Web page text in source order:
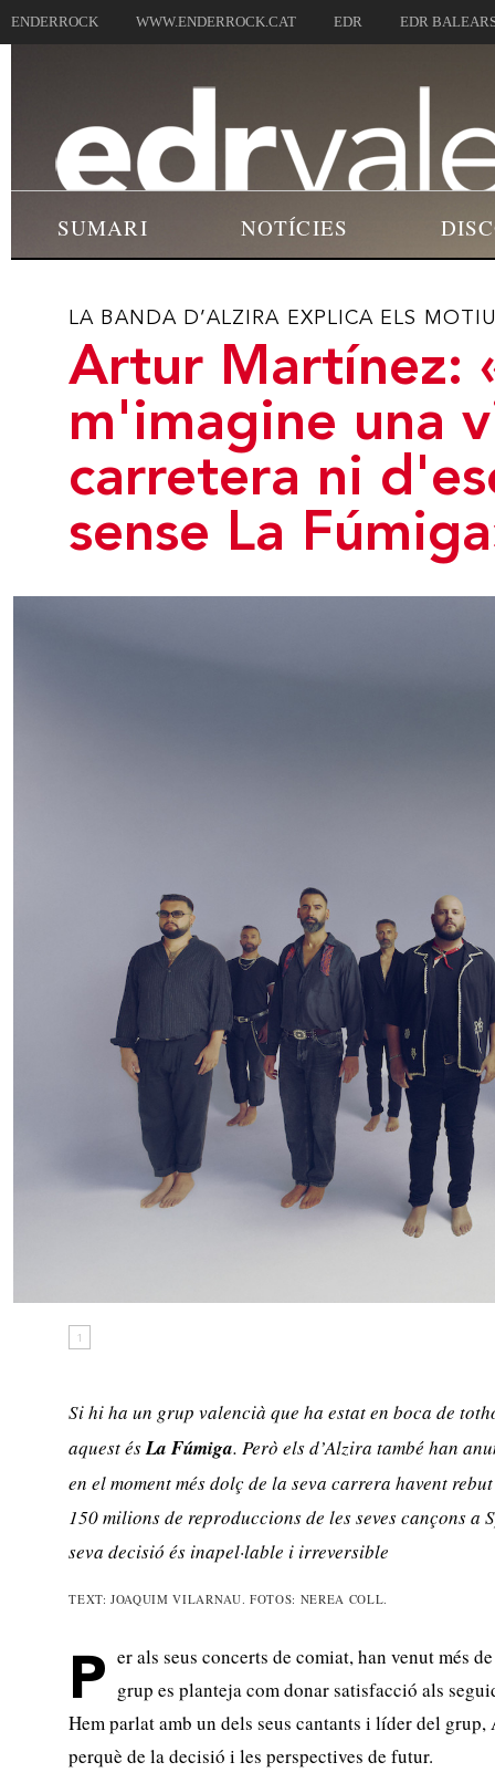
ENDERROCK WWW.ENDERROCK.CAT EDR EDR
SUMARI NOTÍCIES
LA BANDA D’ALZIRA EXPLICA ELS
Artur Martínez:
m'imagine una
carretera ni
sense La
1
Si hi ha un grup valencià que ha estat en boca de
aquest ésLa Fúmiga. Però els d’Alzira també han
en el moment més dolç de la seva carrera havent
150 milions de reproduccions de les seves cançons a
seva decisió és inapel·lable i irreversible
TEXT: JOAQUIM VILARNAU. FOTOS: NEREA COLL.
P er als seus concerts de comiat, han venut més
grup es planteja com donar satisfacció als
Hem parlat amb un dels seus cantants i líder del
perquè de la decisió i les perspectives de futur.